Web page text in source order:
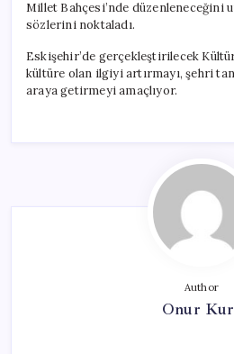
Millet Bahçesi’nde düzenleneceğini
sözlerini noktaladı.
Eskişehir’de gerçekleştirilecek
kültüre olan ilgiyi artırmayı, şehri
araya getirmeyi amaçlıyor.
Author
Onur